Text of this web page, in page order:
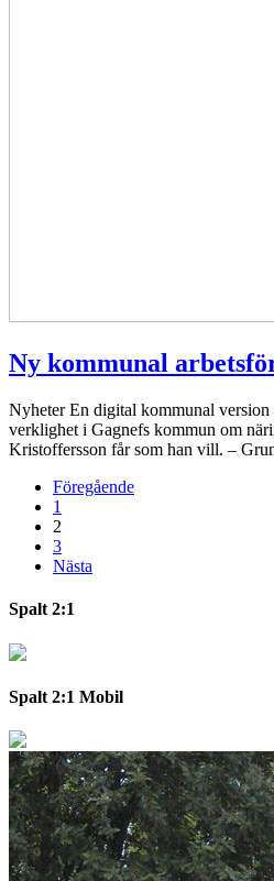
Ny kommunal
Nyheter En digital kommunal
verklighet i Gagnefs kommun om
Kristoffersson får som han vill. –
Föregående
1
2
3
Nästa
Spalt 2:1
Spalt 2:1 Mobil